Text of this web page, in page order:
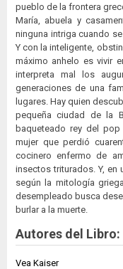
pueblo de la frontera
María, abuela y
ninguna intriga cuando
Y con la inteligente,
máximo anhelo es vivir
interpreta mal los
generaciones de una
lugares. Hay quien
pequeña ciudad de la
baqueteado rey del
mujer que perdió
cocinero enfermo de
insectos triturados. Y, en
según la mitología
desempleado busca
burlar a la muerte.
Autores del Libro:
Vea Kaiser